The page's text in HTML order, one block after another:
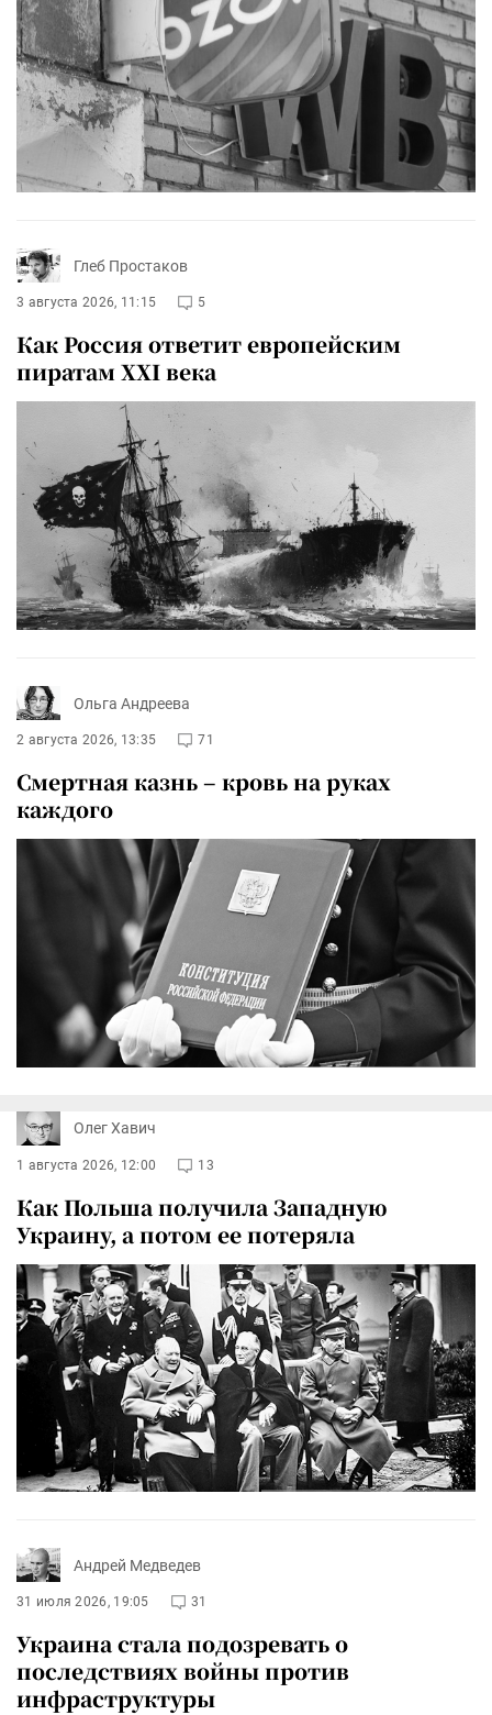
Глеб Простаков
3 августа 2026, 11:15 5
Как Россия ответит европейским
пиратам XXI века
Ольга Андреева
2 августа 2026, 13:35 71
Смертная казнь – кровь на руках
каждого
Олег Хавич
1 августа 2026, 12:00 13
Как Польша получила Западную
Украину, а потом ее потеряла
Андрей Медведев
31 июля 2026, 19:05 31
Украина стала подозревать о
последствиях войны против
инфраструктуры